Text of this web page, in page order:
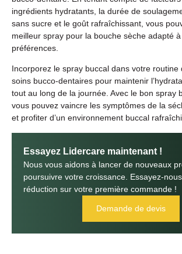
ingrédients hydratants, la durée de
sans sucre et le goût rafraîchissant, vous
meilleur spray pour la bouche sèche adapté
préférences.
Incorporez le spray buccal dans votre routine
soins bucco-dentaires pour maintenir
tout au long de la journée. Avec le bon spray
vous pouvez vaincre les symptômes de la
et profiter d’un environnement buccal
Essayez Lidercare maintenant !
Nous vous aidons à lancer de nouveaux
poursuivre votre croissance. Essayez-
réduction sur votre première commande !
Demande de devis